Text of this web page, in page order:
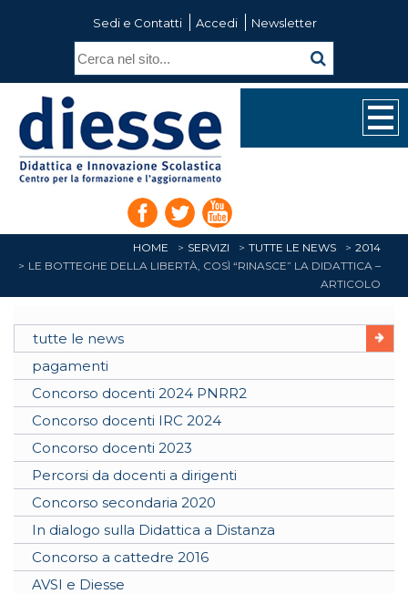
Sedi e Contatti Accedi Newsletter
HOME SERVIZI TUTTE LE NEWS
2014
LE BOTTEGHE DELLA LIBERTÀ, COSÌ “RINASCE” LA DIDATTICA –
ARTICOLO
tutte le news
pagamenti
Concorso docenti 2024 PNRR2
Concorso docenti IRC 2024
Concorso docenti 2023
Percorsi da docenti a dirigenti
Concorso secondaria 2020
In dialogo sulla Didattica a Distanza
Concorso a cattedre 2016
AVSI e Diesse